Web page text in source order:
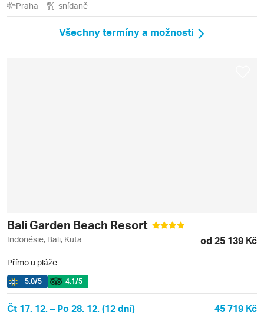
Praha snídaně
Všechny termíny a možnosti
Bali Garden Beach Resort
Indonésie, Bali, Kuta od 25 139 Kč
Přímo u pláže
5.0/5 4.1/5
Čt 17. 12. – Po 28. 12. (12 dní) 45 719 Kč